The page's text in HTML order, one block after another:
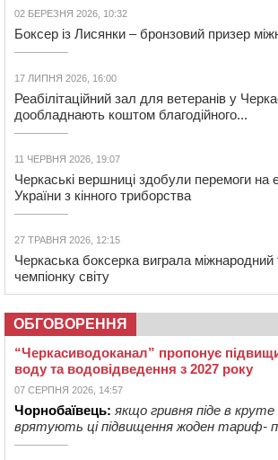
02 БЕРЕЗНЯ 2026, 10:32
Боксер із Лисянки – бронзовий призер
17 ЛИПНЯ 2026, 16:00
Реабілітаційний зал для ветеранів у
дообладнають коштом благодійного...
11 ЧЕРВНЯ 2026, 19:07
Черкаські вершниці здобули перемоги на
України з кінного триборства
27 ТРАВНЯ 2026, 12:15
Черкаська боксерка виграла міжнародний
чемпіонку світу
ОБГОВОРЕННЯ
“Черкасиводоканал” пропонує
воду та водовідведення з 2027 року
07 СЕРПНЯ 2026, 14:57
Чорнобаївець: якщо гривня піде в круте
врятують ці підвищення жоден тариф-